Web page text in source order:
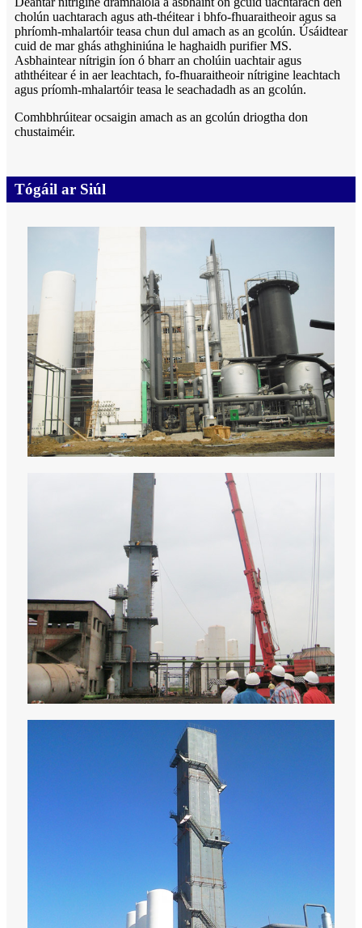
cholún uachtarach agus ath-théitear i bhfo-fhuaraitheoir agus sa
phríomh-mhalartóir teasa chun dul amach as an gcolún. Úsáidtear
cuid de mar ghás athghiniúna le haghaidh purifier MS.
Asbhaintear nítrigin íon ó bharr an cholúin uachtair agus
aththéitear é in aer leachtach, fo-fhuaraitheoir nítrigine leachtach
agus príomh-mhalartóir teasa le seachadadh as an gcolún.
Comhbhrúitear ocsaigin amach as an gcolún driogtha don
chustaiméir.
Tógáil ar Siúl